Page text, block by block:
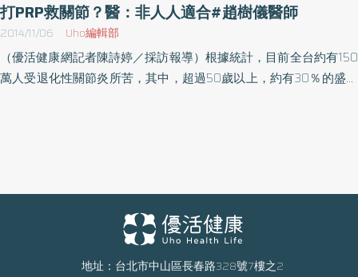
打PRP救關節？醫：非人人適合#趙樹儀醫師
2014/11/06 Uho編輯部
（優活健康網記者陳詩婷／採訪報導）根據統計，目前全台約有150
萬人受退化性關節炎所苦，其中，超過50歲以上，約有30％的盛行
一步解釋，PRP（Platelet Rich Plasma）指的就是高濃度血小
板血漿。事實上，血小板除了具有促進凝血的功能，在人體受傷
後，血小板在受傷部位還會慢慢釋放出生長因子，以促進組織的修
地址：台北市中山區長春路328號7樓之2